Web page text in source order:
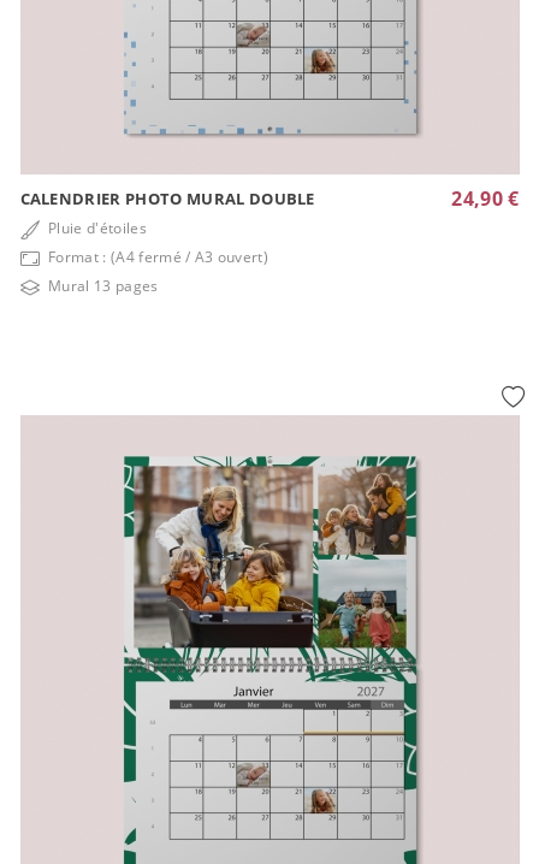
CALENDRIER PHOTO MURAL DOUBLE
Pluie d'étoiles
Format : (A4 fermé / A3 ouvert)
Mural 13 pages
24,90 €